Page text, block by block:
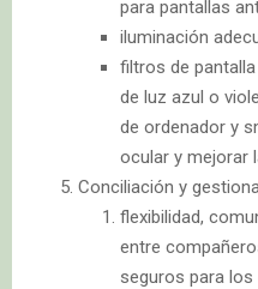
para pantallas
iluminación
filtros de
de luz azul o
de ordenador y
ocular y mejorar
Conciliación y
flexibilidad,
entre
seguros para los